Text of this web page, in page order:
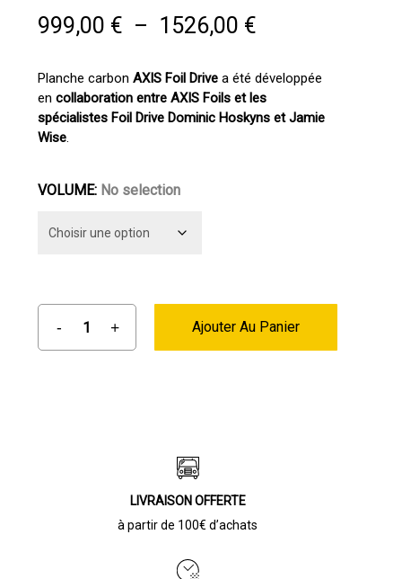
999,00 € – 1526,00 €Plage
prix :
999,00 €
Planche carbon AXIS Foil Drive a été développée
en collaboration entre AXIS Foils et les
spécialistes Foil Drive Dominic Hoskyns et Jamie
Wise.
VOLUME: No selection
Ajouter Au Panier
LIVRAISON OFFERTE
à partir de 100€ d’achats